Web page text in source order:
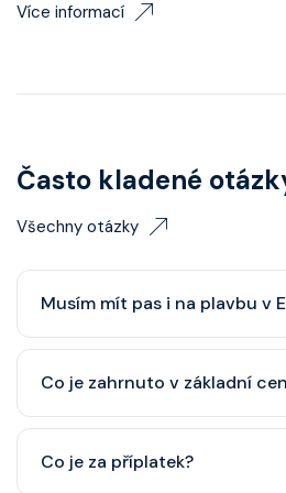
Více informací
Často kladené
Všechny otázky
Musím mít pas i na plavbu v
Pas je vždy lepší, ale občanský
Evropě stačí. Doporučuje se
měsíců po skončení plavby.
Co je zahrnuto v základní
Ubytování, hlavní restaurace,
zábava, show, bazény, vířivky,
Co je za příplatek?